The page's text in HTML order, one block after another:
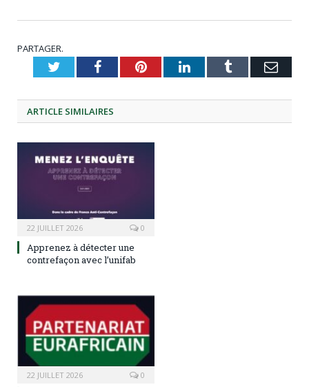
PARTAGER.
TwitterFacebookPinterestLinkedInTumblr
ARTICLE SIMILAIRES
22 JUILLET 2026 0
Apprenez à détecter une
contrefaçon avec l’unifab
22 JUILLET 2026 0